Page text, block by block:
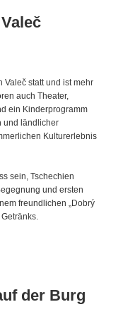
Valeč statt und ist mehr
auch Theater,
ein Kinderprogramm
und ländlicher
Kulturerlebnis
sein, Tschechien
und ersten
freundlichen „Dobrý
der Burg